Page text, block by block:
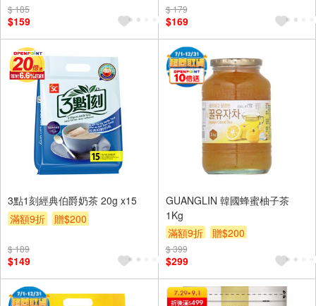
$ 185
$159
贈$200
$ 179
$169
3點1刻經典伯爵奶茶 20g x15
滿額9折
贈$200
$ 189
$149
GUANGLIN 韓國蜂蜜柚子茶
1Kg
滿額9折
贈$200
$ 399
$299